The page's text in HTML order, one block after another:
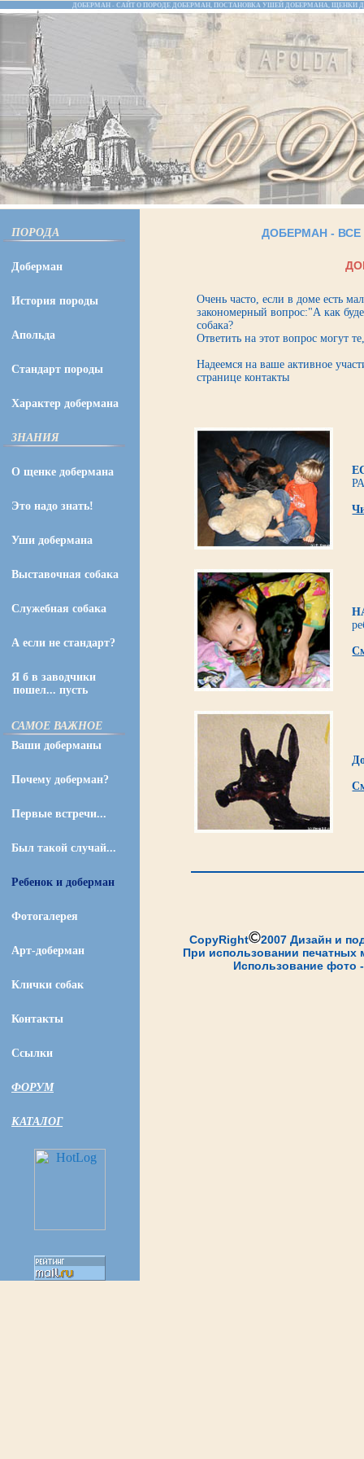
ДОБЕРМАН - САЙТ О ПОРОДЕ ДОБЕРМАН, ПОСТАНОВКА УШЕЙ ДОБЕРМАНА, ЩЕНКИ
ПОРОДА
Доберман
История породы
Апольда
Стандарт породы
Характер добермана
ЗНАНИЯ
О щенке добермана
Это надо знать!
Уши добермана
Выставочная собака
Служебная собака
А если не стандарт?
Я б в заводчики
пошел... пусть
САМОЕ ВАЖНОЕ
Ваши доберманы
Почему доберман?
Первые встречи...
Был такой случай...
Ребенок и доберман
Фотогалерея
Арт-доберман
Клички собак
Контакты
Ссылки
ФОРУМ
КАТАЛОГ
ДОБЕРМАН -
Очень часто, если в доме есть
закономерный вопрос:"А как
собака?
Ответить на этот вопрос могут
Надеемся на ваше активное
странице контакты
CopyRight
2007 Дизайн и
При использовании печатных
Использование фото